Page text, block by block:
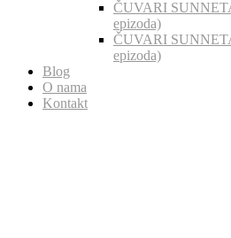
ČUVARI
epizoda)
ČUVARI
epizoda)
Blog
O nama
Kontakt